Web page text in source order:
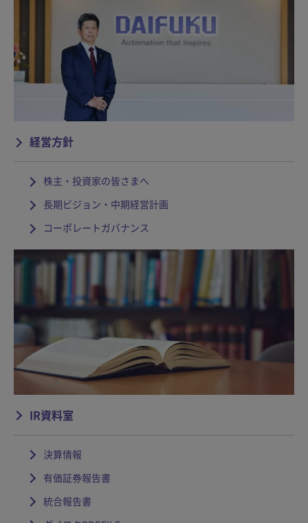
経営方針
株主・投資家の皆さまへ
長期ビジョン・中期経営計画
コーポレートガバナンス
IR資料室
決算情報
有価証券報告書
統合報告書